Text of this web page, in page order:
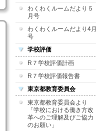
わくわくルームだより５
月号
わくわくルームだより4月
号
学校評価
R７学校評価計画
R７学校評価報告書
東京都教育委員会
東京都教育委員会より
「学校における働き方改
革へのご理解及びご協力
のお願い」